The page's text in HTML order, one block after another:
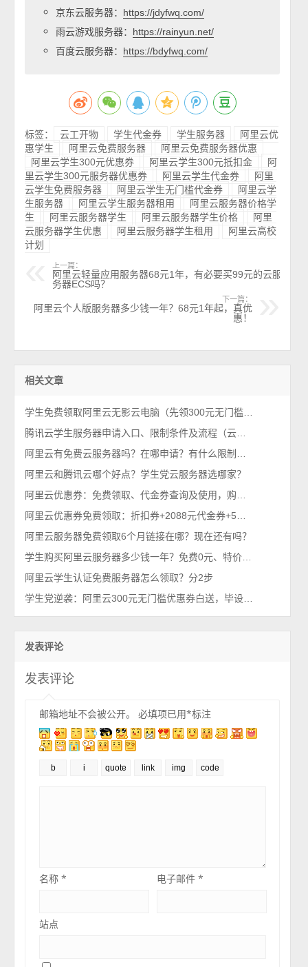
京东云服务器： https://jdyfwq.com/
雨云游戏服务器： https://rainyun.net/
百度云服务器： https://bdyfwq.com/
标签： 云工开物 学生代金券 学生服务器
阿里云优
惠学生
阿里云免费服务器
阿里云免费服务器优惠
阿里云学生300元优惠券
阿里云学生300元抵扣金
阿
里云学生300元服务器优惠券
阿里云学生代金券
阿里
云学生免费服务器
阿里云学生无门槛代金券
阿里云学
生服务器
阿里云学生服务器租用
阿里云服务器价格学
生
阿里云服务器学生 阿里云服务器学生价格
阿里
云服务器学生优惠
阿里云服务器学生租用
阿里云高校
计划
上一篇：
阿里云轻量应用服务器68元1年，有必要买99元的云服
务器ECS吗？
下一篇：
阿里云个人版服务器多少钱一年？68元1年起，真优
惠！
相关文章
阿里云和腾讯云哪个好点？学生党云服务器选哪家？
阿里云服务器免费领取6个月链接在哪？现在还有吗？
阿里云学生认证免费服务器怎么领取？分2步
发表评论
发表评论
邮箱地址不会被公开。 必填项已用*标注
名称* 电子邮件*
站点